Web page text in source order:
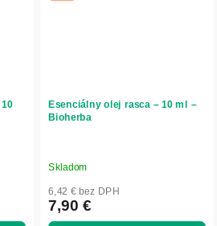
Esenciálny olej rasca – 10 ml –
Bioherba
Skladom
6,42 € bez DPH
7,90 €